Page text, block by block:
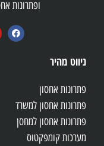
ופתרונות
ניווט מהיר
פתרונות אחסון
פתרונות אחסון למשרד
פתרונות אחסון למחסן
מערכות קומפקטוס